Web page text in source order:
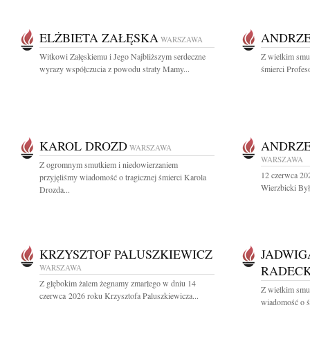
ELŻBIETA ZAŁĘSKA WARSZAWA
Witkowi Załęskiemu i Jego Najbliższym serdeczne
wyrazy współczucia z powodu straty Mamy...
Z wielkim
śmierci
KAROL DROZD WARSZAWA
Z ogromnym smutkiem i niedowierzaniem
przyjęliśmy wiadomość o tragicznej śmierci Karola
Drozda...
WARSZAWA
12 czerwca
Wierzbicki
KRZYSZTOF PALUSZKIEWICZ
WARSZAWA
Z głębokim żalem żegnamy zmarłego w dniu 14
czerwca 2026 roku Krzysztofa Paluszkiewicza...
Z wielkim
wiadomość o